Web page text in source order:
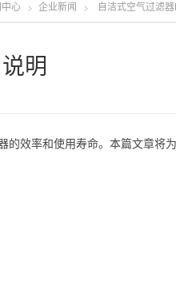
心 企业新闻 自洁式空气过滤
明
的效率和使用寿命。本篇文章将